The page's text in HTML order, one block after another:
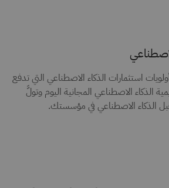
استثمارات الذكاء الاصطناعي التي تدفع
الذكاء الاصطناعي المجانية اليوم وتولَّ
الذكاء الاصطناعي في مؤسستك.